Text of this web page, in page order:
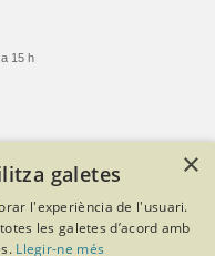
15 h
Avís legal
de qualitat
×
galetes
l'experiència de l'usuari.
les galetes d’acord amb
Llegir-ne més